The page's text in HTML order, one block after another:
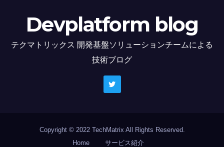
Devplatform blog
テクマトリックス 開発基盤ソリューションチームによる
技術ブログ
Copyright © 2022 TechMatrix All Rights Reserved.
Home
サービス紹介